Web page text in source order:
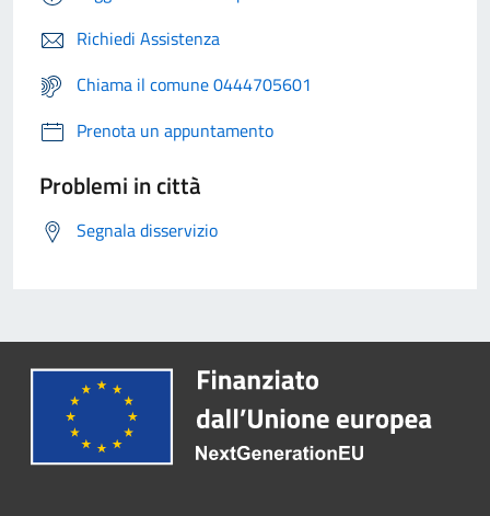
Richiedi Assistenza
Chiama il comune 0444705601
Prenota un appuntamento
Problemi in città
Segnala disservizio